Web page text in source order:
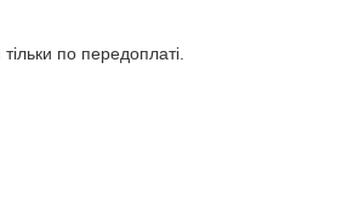
по передоплаті.